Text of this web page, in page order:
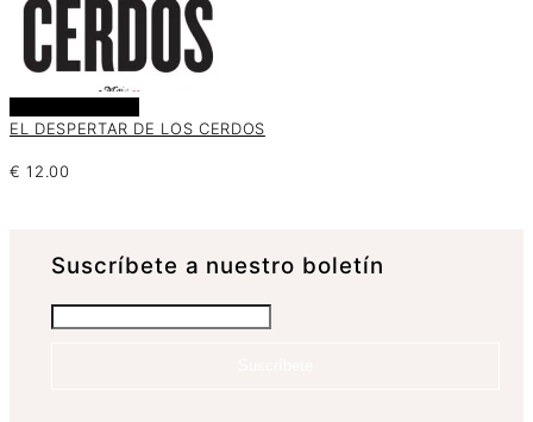
EL DESPERTAR DE LOS CERDOS
€ 12.00
Suscrí­bete a nuestro boletín